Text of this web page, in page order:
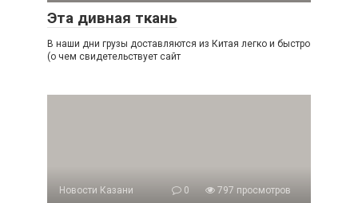
Эта дивная ткань
В наши дни грузы доставляются из Китая легко и быстро
(о чем свидетельствует сайт
Новости Казани 0 797 просмотров